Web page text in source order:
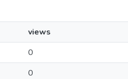
views
0
0